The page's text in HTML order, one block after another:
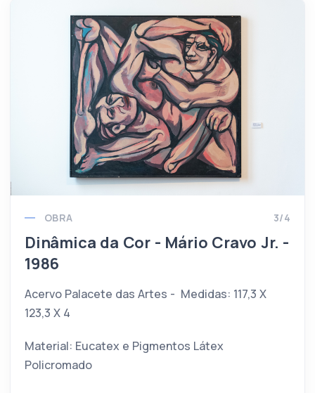
OBRA 3/4
Dinâmica da Cor - Mário Cravo Jr. -
1986
Acervo Palacete das Artes - Medidas: 117,3 X
123,3 X 4
Material: Eucatex e Pigmentos Látex
Policromado